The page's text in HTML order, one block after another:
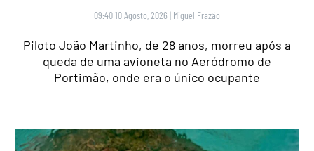
09:40 10 Agosto, 2026 | Miguel Frazão
Piloto João Martinho, de 28 anos, morreu após a
queda de uma avioneta no Aeródromo de
Portimão, onde era o único ocupante